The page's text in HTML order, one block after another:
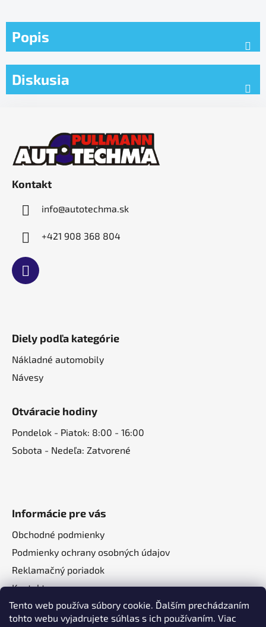
Tento web používa súbory cookie. Ďalším prechádzaním
tohto webu vyjadrujete súhlas s ich používaním. Viac
Popis
Diskusia
Kontakt
info@autotechma.sk
+421 908 368 804
Diely podľa kategórie
Nákladné automobily
Návesy
Otváracie hodiny
Pondelok - Piatok: 8:00 - 16:00
Sobota - Nedeľa: Zatvorené
Informácie pre vás
Obchodné podmienky
Podmienky ochrany osobných údajov
Reklamačný poriadok
Kontakt
O nás